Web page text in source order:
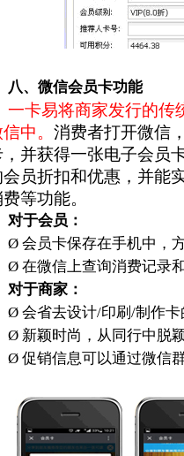
八、微信会员卡功能
一卡易将商家发行的传
中。 消费者打开微信
，并获得一张电子会员
会员折扣和优惠，并能
等功能。
对于会员：
Ø 会员卡保存在手机中，
Ø 在微信上查询消费记录
对于商家：
Ø 会省去设计/印刷/制作卡
Ø 新颖时尚，从同行中脱
Ø 促销信息可以通过微信